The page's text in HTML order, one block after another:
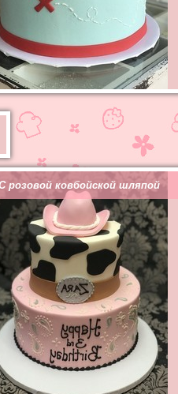
розовой ковбойской шляпой